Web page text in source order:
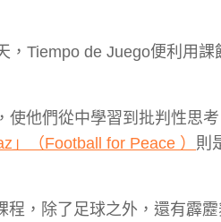
Tiempo de Juego便利用課
使他們從中學習到批判性思
」（Football for Peace ） 則
，除了足球之外，還有霹